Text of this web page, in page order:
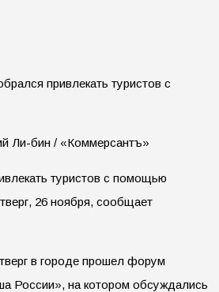
Ли-бин / «Коммерсантъ»
туристов с помощью
26 ноября, сообщает
в городе прошел форум
России», на котором обсуждались